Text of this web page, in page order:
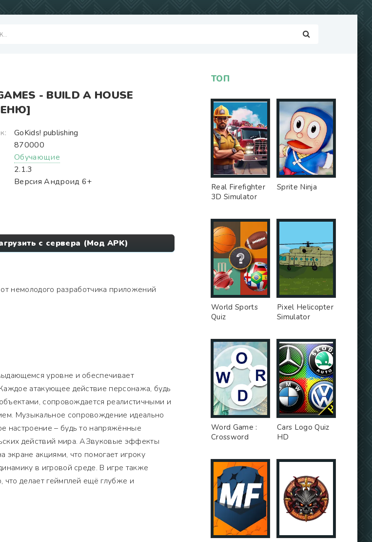
- BUILD A HOUSE
GoKids! publishing
870000
Обучающие
2.1.3
Версия Андроид 6+
с сервера (Мод APK)
немолодого разработчика приложений
уровне и обеспечивает
атакующее действие персонажа, будь
сопровождается реалистичными и
Музыкальное сопровождение идеально
настроение – будь то напряжённые
действий мира. АЗвуковые эффекты
акциями, что помогает игроку
в игровой среде. В игре также
что делает геймплей ещё глубже и
ТОП
Real Firefighter
3D Simulator
Sprite Ninja
World Sports
Quiz
Pixel Helicopter
Simulator
Word Game :
Crossword
Cars Logo Quiz
HD